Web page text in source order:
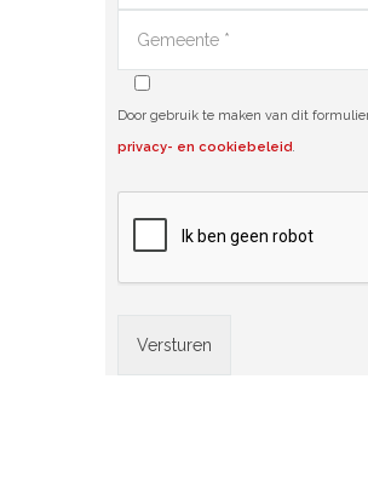
Door gebruik te maken van dit
privacy- en cookiebeleid.